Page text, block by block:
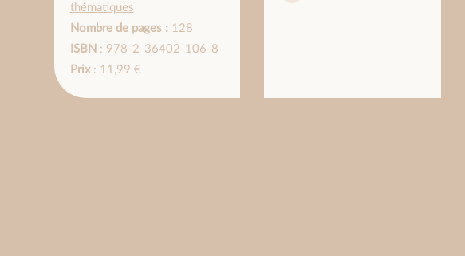
thématiques
Nombre de pages :128
ISBN : 978-2-36402-106-8
Prix: 11,99 €